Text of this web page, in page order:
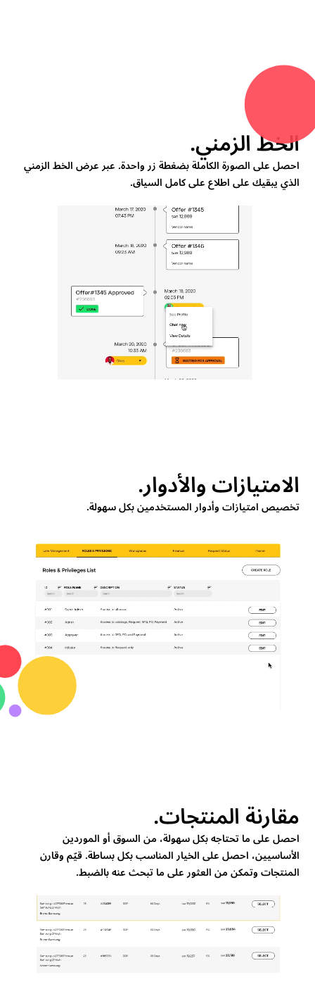
الخط الزمني.
احصل على الصورة الكاملة بضغطة زر واحدة. عبر عرض الخط الزمني
الذي يبقيك على اطلاع على كامل السياق.
الامتيازات والأدوار.
تخصيص امتيازات وأدوار المستخدمين بكل سهولة.
مقارنة المنتجات.
احصل على ما تحتاجه بكل سهولة، من السوق أو الموردين
الأساسيين، احصل على الخيار المناسب بكل بساطة. قيّم وقارن
المنتجات وتمكن من العثور على ما تبحث عنه بالضبط.